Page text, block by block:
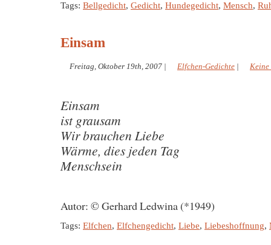
Tags: Bellgedicht, Gedicht, Hundegedicht, Mensch,
Einsam
Freitag, Oktober 19th, 2007 | Elfchen-Gedichte | Keine
Einsam
ist grausam
Wir brauchen Liebe
Wärme, dies jeden Tag
Menschsein
Autor: © Gerhard Ledwina (*1949)
Tags: Elfchen, Elfchengedicht, Liebe, Liebeshoffnung,